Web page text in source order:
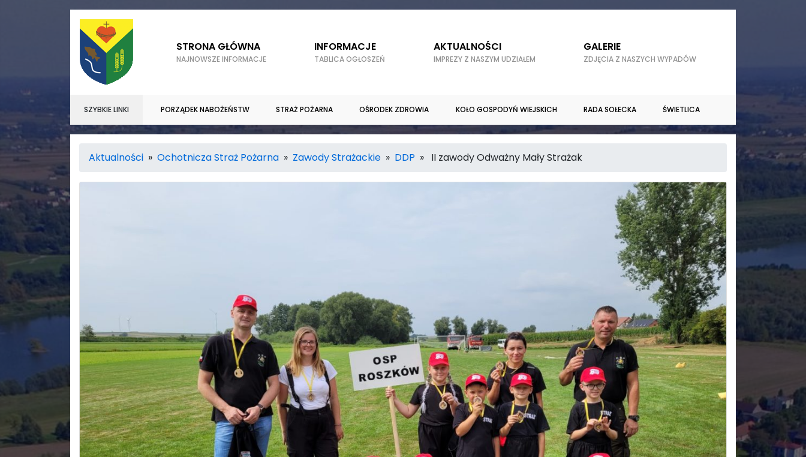
SZYBKIE LINKI
STRONA GŁÓWNA
NAJNOWSZE INFORMACJE
INFORMACJE
TABLICA OGŁOSZEŃ
AKTUALNOŚCI
IMPREZY Z NASZYM UDZIAŁEM
GALERIE
ZDJĘCIA Z NASZYCH WYPADÓW
PORZĄDEK NABOŻEŃSTW STRAŻ POŻARNA OŚRODEK ZDROWIA KOŁO GOSPODYŃ WIEJSKICH RADA SOŁECKA ŚWIETLICA
Aktualności » Ochotnicza Straż Pożarna » Zawody Strażackie » DDP » II zawody Odważny Mały Strażak